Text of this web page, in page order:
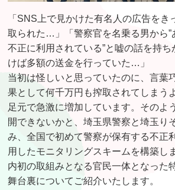
「SNS上で見かけた有名人の広告をき
取られた…」「警察官を名乗る男から”
不正に利用されている”と嘘の話を持
けば多額の送金を行っていた…」
当初は怪しいと思っていたのに、言葉
果として何千万円も搾取されてしまう
足元で急激に増加しています。そのよ
開できないかと、埼玉県警察と埼玉り
み、全国で初めて警察が保有する不正
用したモニタリングスキームを構築し
内初の取組みとなる官民一体となった
舞台裏についてご紹介いたします。